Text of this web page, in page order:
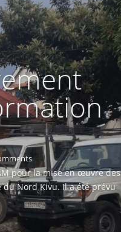
pour la mise en œuvre des
du Nord Kivu. Il a été prévu